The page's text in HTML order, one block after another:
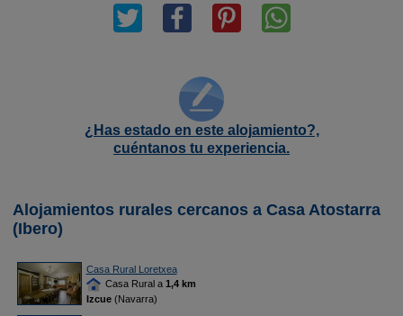
¿Has estado en este alojamiento?,
cuéntanos tu experiencia.
Alojamientos rurales cercanos a Casa Atostarra
(Ibero)
Casa Rural Loretxea
Casa Rural a 1,4 km
Izcue(Navarra)